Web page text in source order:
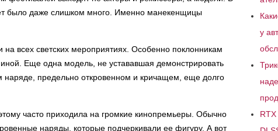
было даже слишком много. Именно манекенщицы
на всех светских мероприятиях. Особенно поклонникам
Еще одна модель, не устававшая демонстрировать
предельно откровенном и кричащем, еще долго
часто приходила на громкие кинопремьеры. Обычно
наряды, которые подчеркивали ее фигуру. А вот
у